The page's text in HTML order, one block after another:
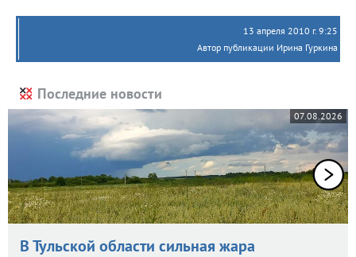
13 апреля 2010 г. 9:25
Автор публикации Ирина Гуркина
Последние новости
07.08.2026
В Тульской области сильная жара